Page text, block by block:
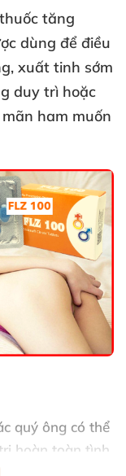
tăng
dùng để điều
, xuất tinh sớm
duy trì hoặc
ham muốn
quý ông có thể
trị hoàn toàn tình
này